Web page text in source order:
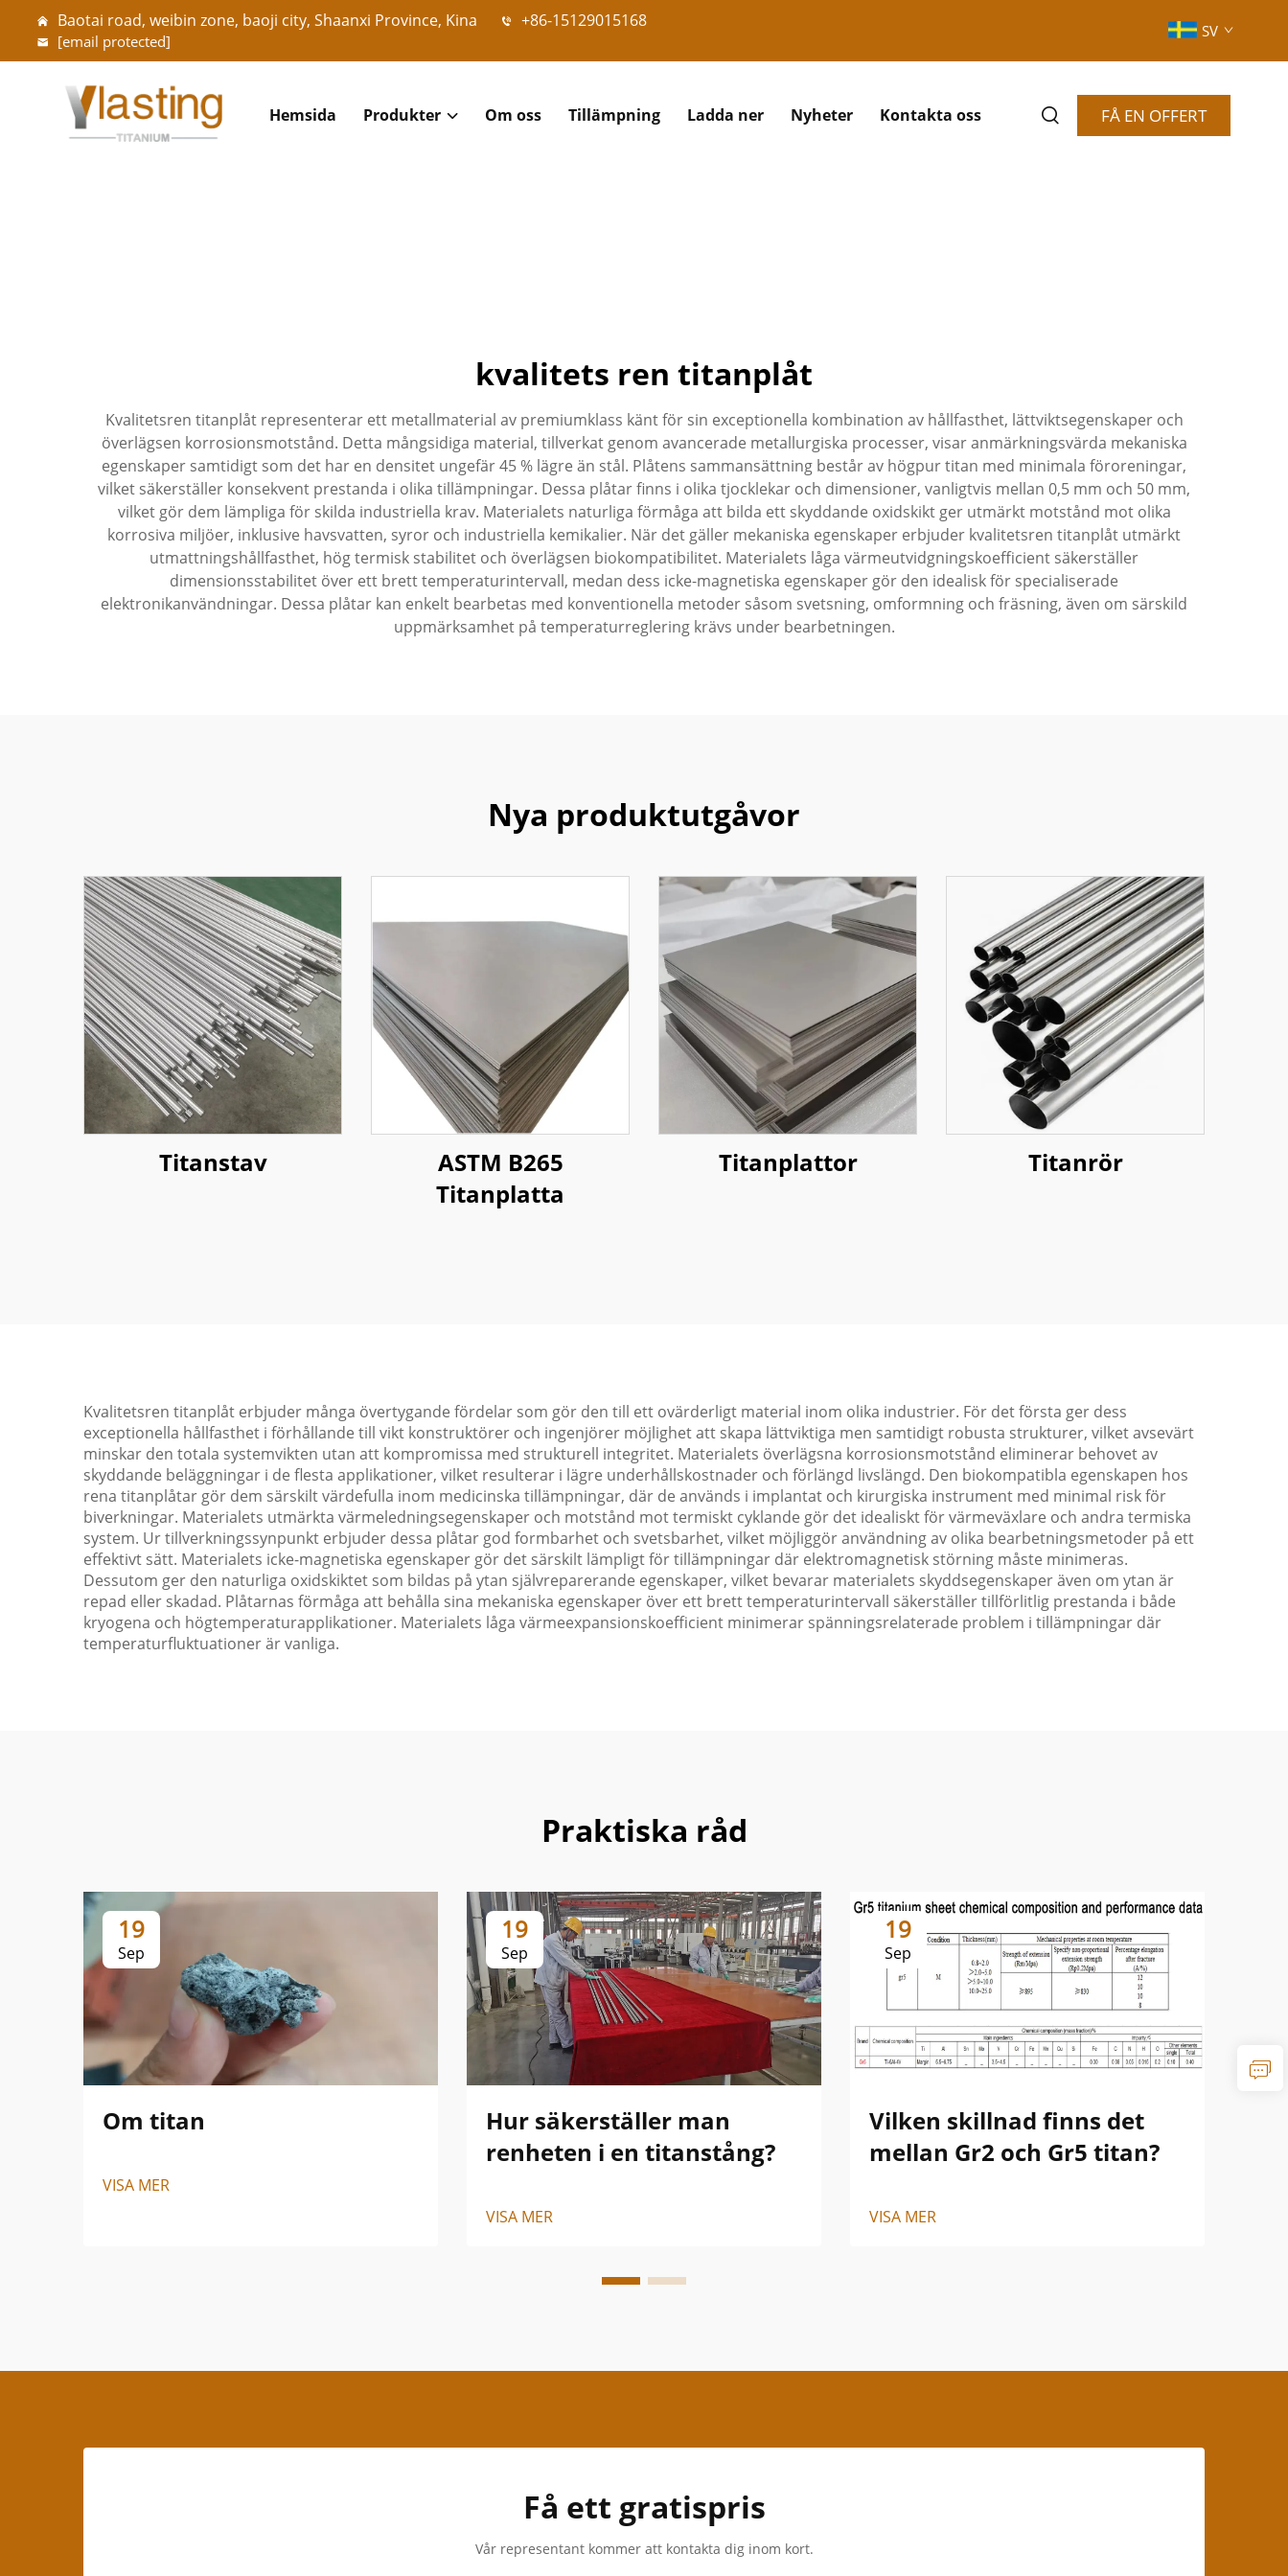
Baotai road, weibin zone, baoji city, Shaanxi Province, Kina +86-15129015168
[email protected]
SV
Hemsida Produkter Om oss Tillämpning Ladda ner Nyheter Kontakta oss FÅ EN OFFERT
kvalitets ren titanplåt
Kvalitetsren titanplåt representerar ett metallmaterial av premiumklass känt för sin exceptionella kombination av hållfasthet, lättviktsegenskaper och
överlägsen korrosionsmotstånd. Detta mångsidiga material, tillverkat genom avancerade metallurgiska processer, visar anmärkningsvärda mekaniska
egenskaper samtidigt som det har en densitet ungefär 45 % lägre än stål. Plåtens sammansättning består av högpur titan med minimala föroreningar,
vilket säkerställer konsekvent prestanda i olika tillämpningar. Dessa plåtar finns i olika tjocklekar och dimensioner, vanligtvis mellan 0,5 mm och 50 mm,
vilket gör dem lämpliga för skilda industriella krav. Materialets naturliga förmåga att bilda ett skyddande oxidskikt ger utmärkt motstånd mot olika
korrosiva miljöer, inklusive havsvatten, syror och industriella kemikalier. När det gäller mekaniska egenskaper erbjuder kvalitetsren titanplåt utmärkt
utmattningshållfasthet, hög termisk stabilitet och överlägsen biokompatibilitet. Materialets låga värmeutvidgningskoefficient säkerställer
dimensionsstabilitet över ett brett temperaturintervall, medan dess icke-magnetiska egenskaper gör den idealisk för specialiserade
elektronikanvändningar. Dessa plåtar kan enkelt bearbetas med konventionella metoder såsom svetsning, omformning och fräsning, även om särskild
uppmärksamhet på temperaturreglering krävs under bearbetningen.
Nya produktutgåvor
Titanstav
ASTM B265
Titanplatta
Titanplattor Titanrör
Kvalitetsren titanplåt erbjuder många övertygande fördelar som gör den till ett ovärderligt material inom olika industrier. För det första ger dess
exceptionella hållfasthet i förhållande till vikt konstruktörer och ingenjörer möjlighet att skapa lättviktiga men samtidigt robusta strukturer, vilket avsevärt
minskar den totala systemvikten utan att kompromissa med strukturell integritet. Materialets överlägsna korrosionsmotstånd eliminerar behovet av
skyddande beläggningar i de flesta applikationer, vilket resulterar i lägre underhållskostnader och förlängd livslängd. Den biokompatibla egenskapen hos
rena titanplåtar gör dem särskilt värdefulla inom medicinska tillämpningar, där de används i implantat och kirurgiska instrument med minimal risk för
biverkningar. Materialets utmärkta värmeledningsegenskaper och motstånd mot termiskt cyklande gör det idealiskt för värmeväxlare och andra termiska
system. Ur tillverkningssynpunkt erbjuder dessa plåtar god formbarhet och svetsbarhet, vilket möjliggör användning av olika bearbetningsmetoder på ett
effektivt sätt. Materialets icke-magnetiska egenskaper gör det särskilt lämpligt för tillämpningar där elektromagnetisk störning måste minimeras.
Dessutom ger den naturliga oxidskiktet som bildas på ytan självreparerande egenskaper, vilket bevarar materialets skyddsegenskaper även om ytan är
repad eller skadad. Plåtarnas förmåga att behålla sina mekaniska egenskaper över ett brett temperaturintervall säkerställer tillförlitlig prestanda i både
kryogena och högtemperaturapplikationer. Materialets låga värmeexpansionskoefficient minimerar spänningsrelaterade problem i tillämpningar där
temperaturfluktuationer är vanliga.
Praktiska råd
19
Sep
Om titan
VISA MER
19
Sep
Hur säkerställer man
renheten i en titanstång?
VISA MER
19
Sep
Vilken skillnad finns det
mellan Gr2 och Gr5 titan?
VISA MER
Få ett gratispris
Vår representant kommer att kontakta dig inom kort.